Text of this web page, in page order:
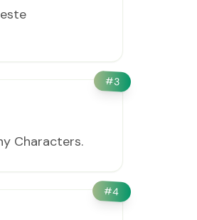
#3
Characters.
#4